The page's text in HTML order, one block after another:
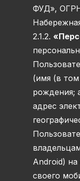
ФУД», ОГРН
2.1.2.
(имя (в
рождения;
адрес
Android)
своего